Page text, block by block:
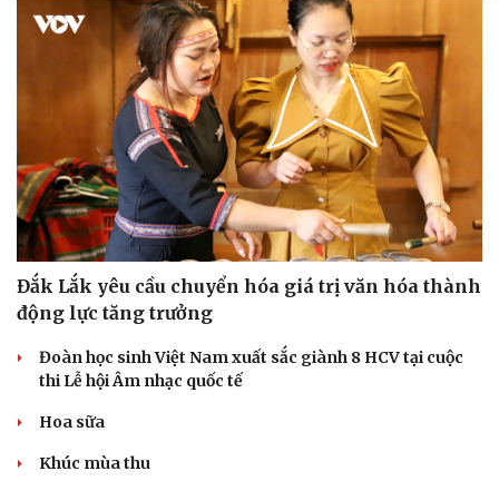
Đắk Lắk yêu cầu chuyển hóa giá trị văn hóa thành
động lực tăng trưởng
Đoàn học sinh Việt Nam xuất sắc giành 8 HCV tại cuộc
thi Lễ hội Âm nhạc quốc tế
Hoa sữa
Khúc mùa thu